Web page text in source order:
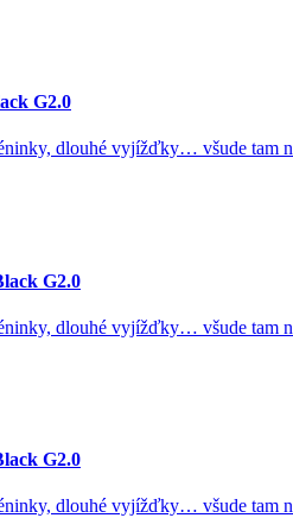
G2.0
dlouhé vyjížďky… všude
G2.0
dlouhé vyjížďky… všude
G2.0
dlouhé vyjížďky… všude